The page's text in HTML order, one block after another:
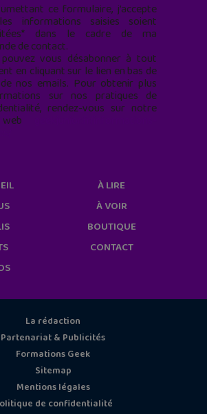
ce formulaire, j’accepte
informations saisies soient
dans le cadre de ma
de contact.
vous désabonner à tout
en cliquant sur le lien en bas de
nos emails. Pour obtenir plus
sur nos pratiques de
rendez-vous sur notre
À LIRE
À VOIR
BOUTIQUE
CONTACT
La rédaction
Partenariat & Publicités
Formations Geek
Sitemap
Mentions légales
de confidentialité